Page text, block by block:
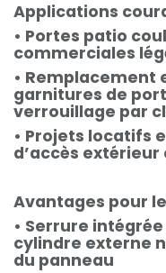
Applications
• Portes patio
commerciales
• Remplacement
garnitures de
verrouillage par
• Projets locatifs
d’accès
Avantages pour
• Serrure
cylindre externe
du panneau